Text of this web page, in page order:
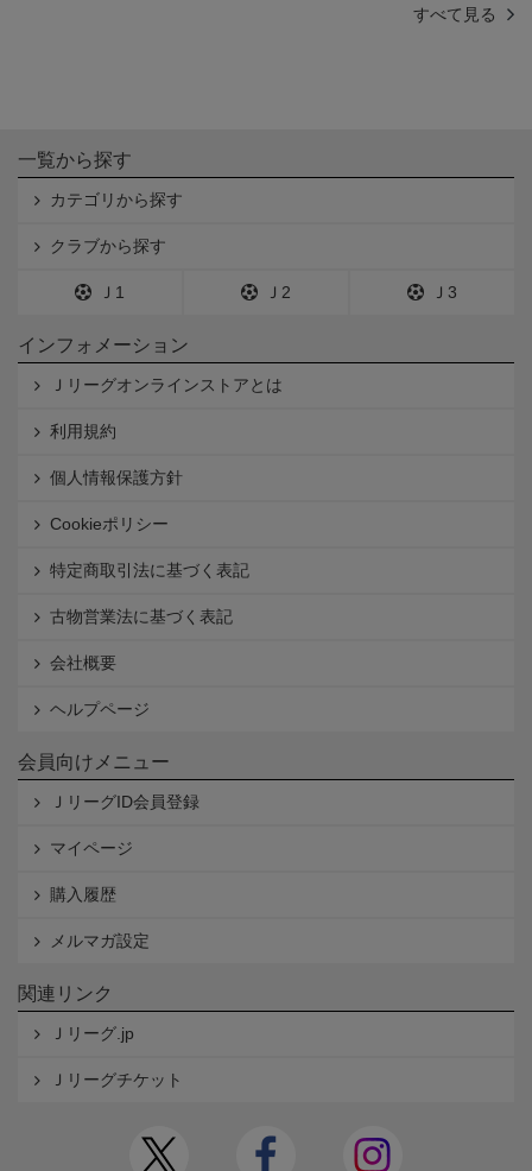
すべて見る
一覧から探す
カテゴリから探す
クラブから探す
Ｊ1 Ｊ2 Ｊ3
インフォメーション
Ｊリーグオンラインストアとは
利用規約
個人情報保護方針
Cookieポリシー
特定商取引法に基づく表記
古物営業法に基づく表記
会社概要
ヘルプページ
会員向けメニュー
ＪリーグID会員登録
マイページ
購入履歴
メルマガ設定
関連リンク
Ｊリーグ.jp
Ｊリーグチケット